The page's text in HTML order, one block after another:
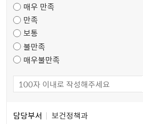
도
조
사
매우 만족
만족
보통
불만족
매우불만족
담당부서
보건정책과